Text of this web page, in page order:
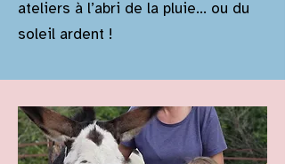
ateliers à l’abri de la pluie… ou du
soleil ardent !